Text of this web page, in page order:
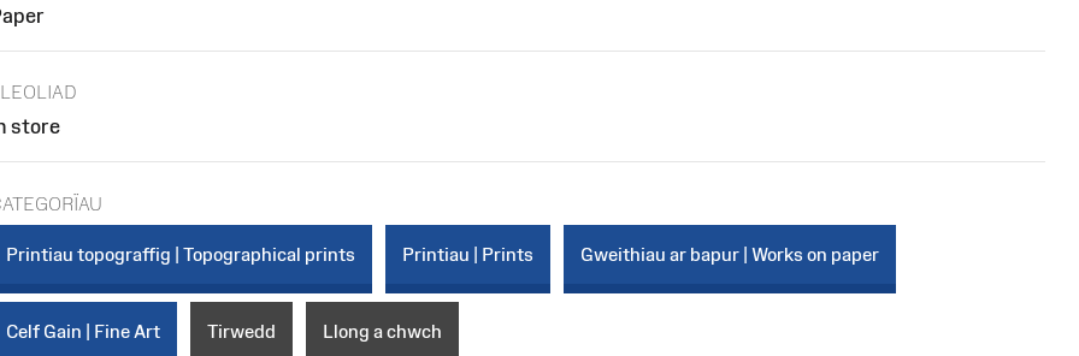
store
Printiau topograffig | Topographical prints Printiau | Prints Gweithiau ar bapur | Works on paper
Celf Gain | Fine Art Tirwedd Llong a chwch